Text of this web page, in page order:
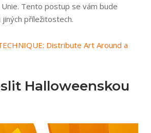
Tento postup se vám bude
příležitostech.
Distribute Art Around a
Halloweenskou